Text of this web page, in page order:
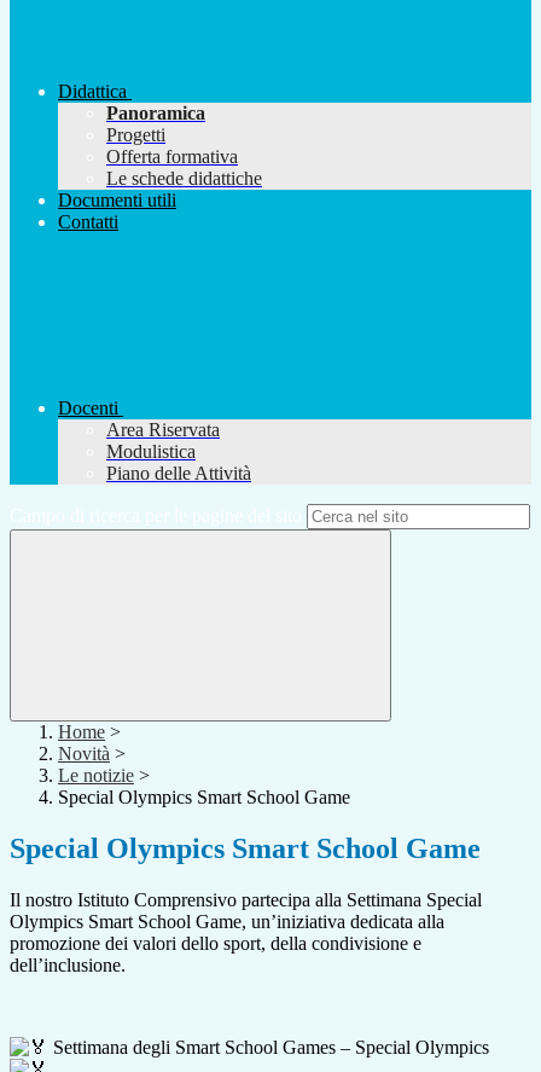
Didattica
Panoramica
Progetti
Offerta formativa
Le schede didattiche
Documenti utili
Contatti
Docenti
Area Riservata
Modulistica
Piano delle Attività
Home >
Novità >
Le notizie >
Special Olympics Smart School Game
Special Olympics Smart School Game
Il nostro Istituto Comprensivo partecipa alla Settimana Special
Olympics Smart School Game, un’iniziativa dedicata alla
promozione dei valori dello sport, della condivisione e
dell’inclusione.
Settimana degli Smart School Games – Special Olympics